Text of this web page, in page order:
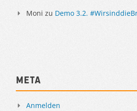
Moni zu Demo 3.2.
Meta
Anmelden